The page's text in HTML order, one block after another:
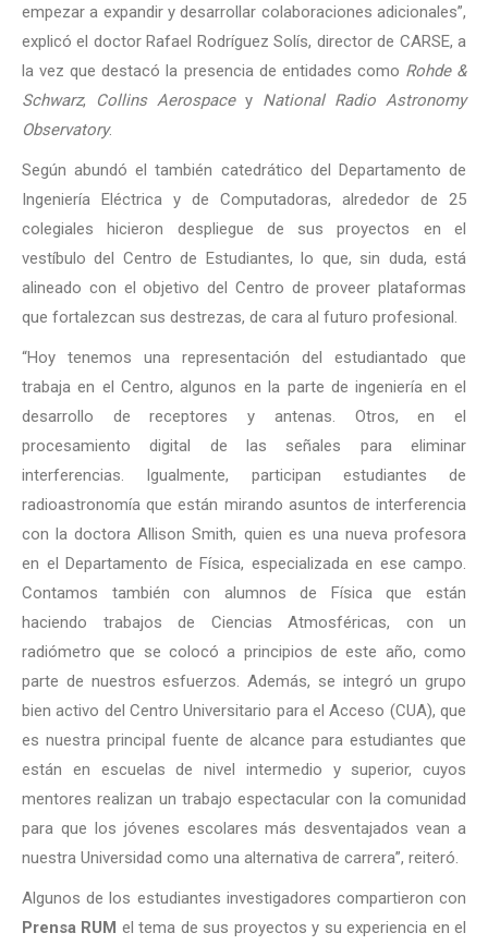
empezar a expandir y desarrollar colaboraciones adicionales”,
explicó el doctor Rafael Rodríguez Solís, director de CARSE, a
la vez que destacó la presencia de entidades como Rohde &
Schwarz, Collins Aerospacey National Radio Astronomy
Observatory.
Según abundó el también catedrático del Departamento de
Ingeniería Eléctrica y de Computadoras, alrededor de 25
colegiales hicieron despliegue de sus proyectos en el
vestíbulo del Centro de Estudiantes, lo que, sin duda, está
alineado con el objetivo del Centro de proveer plataformas
que fortalezcan sus destrezas, de cara al futuro profesional.
“Hoy tenemos una representación del estudiantado que
trabaja en el Centro, algunos en la parte de ingeniería en el
desarrollo de receptores y antenas. Otros, en el
procesamiento digital de las señales para eliminar
interferencias. Igualmente, participan estudiantes de
radioastronomía que están mirando asuntos de interferencia
con la doctora Allison Smith, quien es una nueva profesora
en el Departamento de Física, especializada en ese campo.
Contamos también con alumnos de Física que están
haciendo trabajos de Ciencias Atmosféricas, con un
radiómetro que se colocó a principios de este año, como
parte de nuestros esfuerzos. Además, se integró un grupo
bien activo del Centro Universitario para el Acceso (CUA), que
es nuestra principal fuente de alcance para estudiantes que
están en escuelas de nivel intermedio y superior, cuyos
mentores realizan un trabajo espectacular con la comunidad
para que los jóvenes escolares más desventajados vean a
nuestra Universidad como una alternativa de carrera”, reiteró.
Algunos de los estudiantes investigadores compartieron con
Prensa RUM el tema de sus proyectos y su experiencia en el